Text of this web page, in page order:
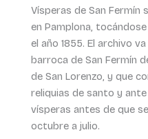
Vísperas de San Fermín
en Pamplona,
el año 1855. El archivo
barroca de San Fermín
de San Lorenzo, y que
reliquias de santo y
vísperas antes de que
octubre a julio.